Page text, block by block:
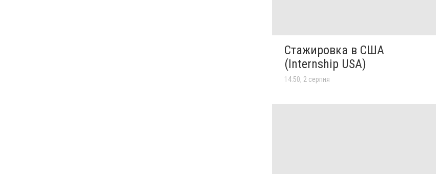
Стажировка в США
(Internship USA)
14:50, 2 серпня